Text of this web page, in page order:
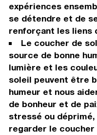
expériences
se détendre et de
renforçant les liens
Le coucher de
source de bonne
lumière et les
soleil peuvent être
humeur et nous
de bonheur et de
stressé ou
regarder le coucher